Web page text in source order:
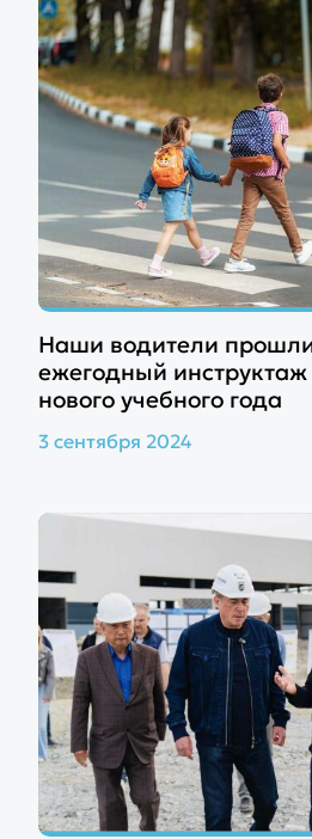
Наши водители
ежегодный
нового учебного года
3 сентября 2024